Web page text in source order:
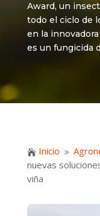
Award, un
todo el ciclo de
en la
es un fungicida
 Inicio 9
nuevas
viña